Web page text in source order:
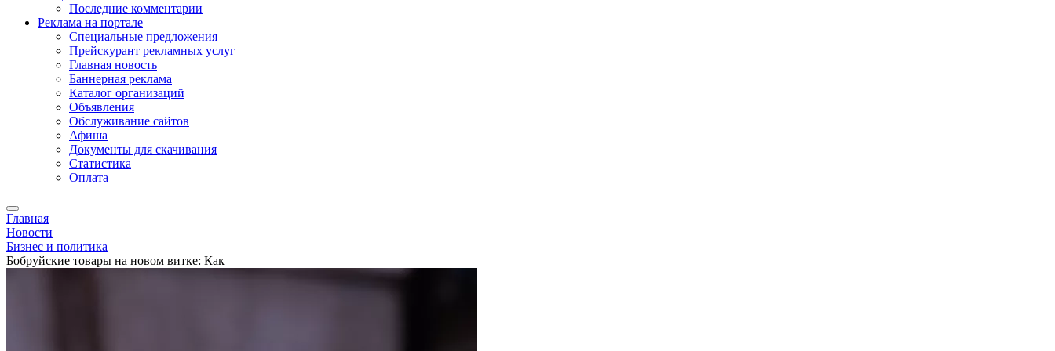
Последние комментарии
Реклама на портале
Специальные предложения
Прейскурант рекламных услуг
Главная новость
Баннерная реклама
Каталог организаций
Объявления
Обслуживание сайтов
Афиша
Документы для скачивания
Статистика
Оплата
Главная
Новости
Бизнес и политика
Бобруйские товары на новом витке: Как